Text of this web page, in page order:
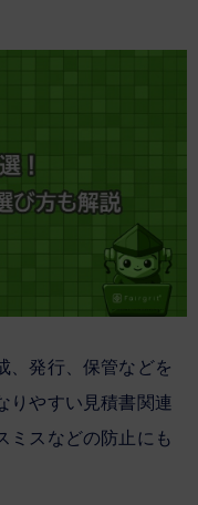
、発行、保管などを
りやすい見積書関連
ミスなどの防止にも